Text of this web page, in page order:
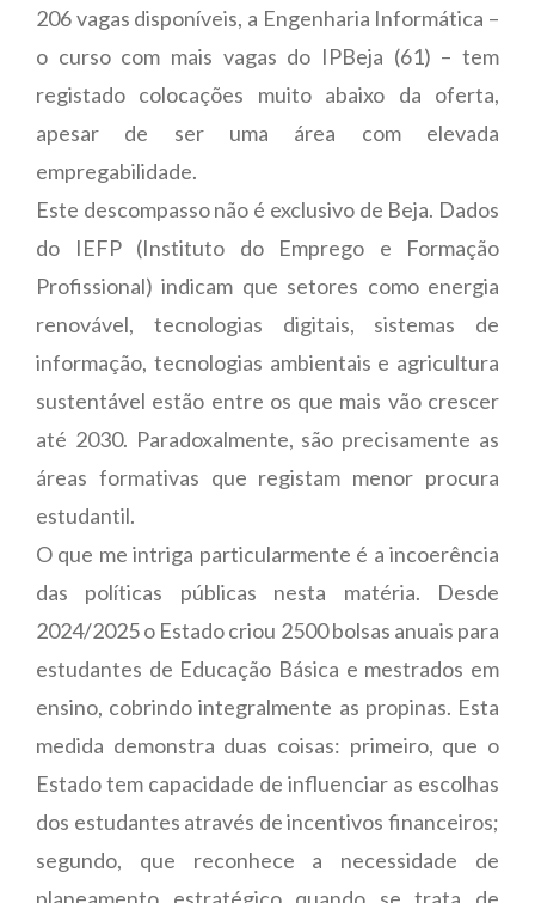
206 vagas disponíveis, a Engenharia Informática –
o curso com mais vagas do IPBeja (61) – tem
registado colocações muito abaixo da oferta,
apesar de ser uma área com elevada
empregabilidade.
Este descompasso não é exclusivo de Beja. Dados
do IEFP (Instituto do Emprego e Formação
Profissional) indicam que setores como energia
renovável, tecnologias digitais, sistemas de
informação, tecnologias ambientais e agricultura
sustentável estão entre os que mais vão crescer
até 2030. Paradoxalmente, são precisamente as
áreas formativas que registam menor procura
estudantil.
O que me intriga particularmente é a incoerência
das políticas públicas nesta matéria. Desde
2024/2025 o Estado criou 2500 bolsas anuais para
estudantes de Educação Básica e mestrados em
ensino, cobrindo integralmente as propinas. Esta
medida demonstra duas coisas: primeiro, que o
Estado tem capacidade de influenciar as escolhas
dos estudantes através de incentivos financeiros;
segundo, que reconhece a necessidade de